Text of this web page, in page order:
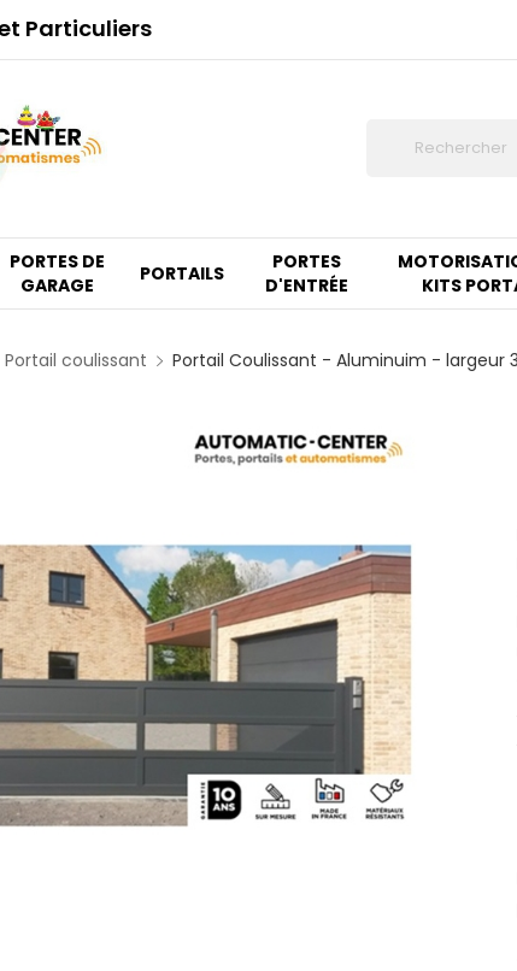
Particuliers
PORTES DE
GARAGE
PORTAILS
PORTES
D'ENTRÉE
KITS
Portail coulissant Portail Coulissant - Aluminuim - largeur